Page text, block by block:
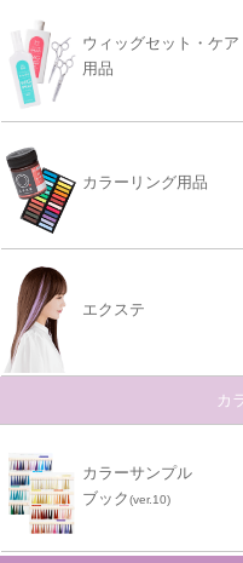
ウィッグセット・ケア
用品
カラーリング用品
エクステ
カ
カラーサンプル
ブック(ver.10)